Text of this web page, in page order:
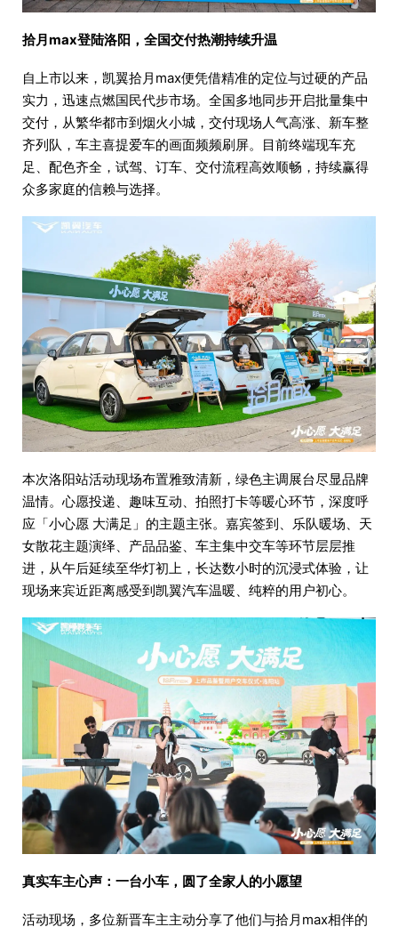
拾月max登陆洛阳，全国交付热潮持续升温
自上市以来，凯翼拾月max便凭借精准的定位与过硬的产品
实力，迅速点燃国民代步市场。全国多地同步开启批量集中
交付，从繁华都市到烟火小城，交付现场人气高涨、新车整
齐列队，车主喜提爱车的画面频频刷屏。目前终端现车充
足、配色齐全，试驾、订车、交付流程高效顺畅，持续赢得
众多家庭的信赖与选择。
本次洛阳站活动现场布置雅致清新，绿色主调展台尽显品牌
温情。心愿投递、趣味互动、拍照打卡等暖心环节，深度呼
应「小心愿 大满足」的主题主张。嘉宾签到、乐队暖场、天
女散花主题演绎、产品品鉴、车主集中交车等环节层层推
进，从午后延续至华灯初上，长达数小时的沉浸式体验，让
现场来宾近距离感受到凯翼汽车温暖、纯粹的用户初心。
真实车主心声：一台小车，圆了全家人的小愿望
活动现场，多位新晋车主主动分享了他们与拾月max相伴的